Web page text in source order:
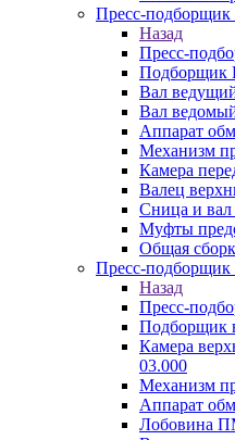
Пресс-
Назад
Пресс-
Подборщик
Вал
Вал
Аппарат
Механизм
Камера
Валец
Сница и
Муфты
Общая
Пресс-
Назад
Пресс-
Подборщик
Камера
03.000
Механизм
Аппарат
Лобовина